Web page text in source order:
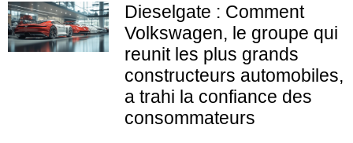
Dieselgate : Comment
Volkswagen, le groupe qui
reunit les plus grands
constructeurs automobiles,
a trahi la confiance des
consommateurs